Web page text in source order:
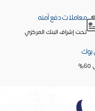
معاملات دفع آمنه
تحت إشراف البنك المركزي
بوك